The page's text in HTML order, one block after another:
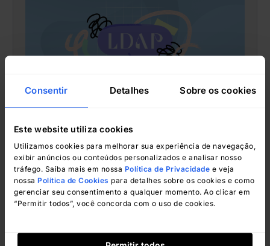
Consentir Detalhes Sobre os cookies
Este website utiliza cookies
Utilizamos cookies para melhorar sua experiência de navegação,
exibir anúncios ou conteúdos personalizados e analisar nosso
tráfego. Saiba mais em nossa Política de Privacidade e veja
nossa Política de Cookies para detalhes sobre os cookies e como
gerenciar seu consentimento a qualquer momento. Ao clicar em
“Permitir todos”, você concorda com o uso de cookies.
Steve Manjaly
Steve Manjaly
Tutorial rápido para iniciantes sobre